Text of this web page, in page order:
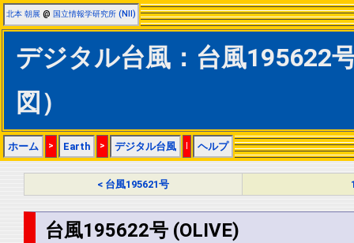
北本 朝展 @ 国立情報学研究所 (NII)
デジタル台風：台風195622
図）
ホーム > Earth > デジタル台風 | ヘルプ
< 台風195621号
台風195622号 (OLIVE)